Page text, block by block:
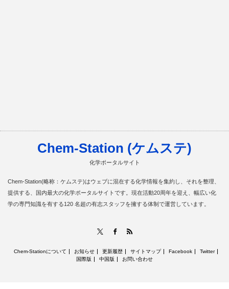
Chem-Station (ケムステ)
化学ポータルサイト
Chem-Station(略称：ケムステ)はウェブに混在する化学情報を集約し、それを整理、
提供する、国内最大の化学ポータルサイトです。現在活動20周年を迎え、幅広い化
学の専門知識を有する120 名超の有志スタッフを擁する体制で運営しています。
Facebook
Chem-Stationについて お知らせ 更新履歴 サイトマップ Facebook
Twitter
国際版
中国版 お問い合わせ